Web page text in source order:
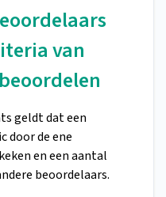
van
geldt dat een
door de ene
en een aantal
beoordelaars.